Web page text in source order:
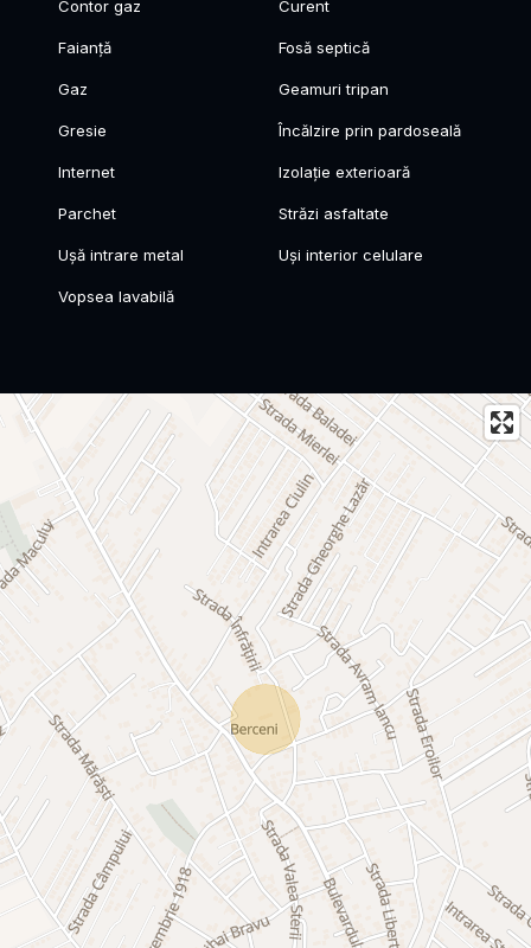
Contor gaz Curent
Faianță Fosă septică
Gaz Geamuri tripan
Gresie Încălzire prin pardoseală
Internet Izolație exterioară
Parchet Străzi asfaltate
Ușă intrare metal Uși interior celulare
Vopsea lavabilă